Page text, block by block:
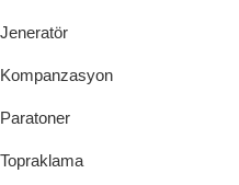
Jeneratör
Kompanzasyon
Paratoner
Topraklama